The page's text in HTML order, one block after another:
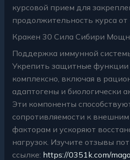
курсовой прием для
продолжительность курса от
Кракен 30 Сила Сибири
Поддержка иммунной
Укрепить защитные функции
комплексно, включая в
адаптогены и биологически
Эти компоненты
сопротивляемости к
факторам и ускоряют
нагрузок. Изучите отзывы
ссылке: https://0351k.com/